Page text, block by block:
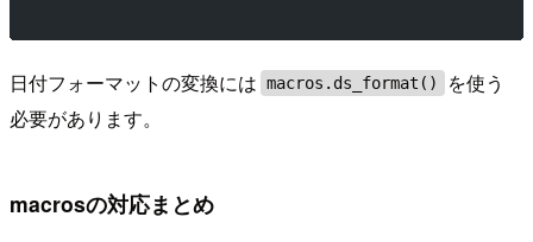
日付フォーマットの変換には macros.ds_format()
を使う
必要があります。
macrosの対応まとめ